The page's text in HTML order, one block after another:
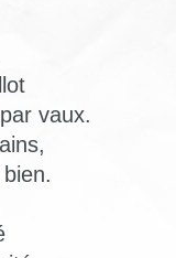
vaux.